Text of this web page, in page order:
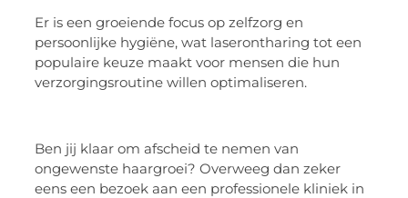
Er is een groeiende focus op zelfzorg en
persoonlijke hygiëne, wat laserontharing tot een
populaire keuze maakt voor mensen die hun
verzorgingsroutine willen optimaliseren.
Ben jij klaar om afscheid te nemen van
ongewenste haargroei? Overweeg dan zeker
eens een bezoek aan een professionele kliniek in